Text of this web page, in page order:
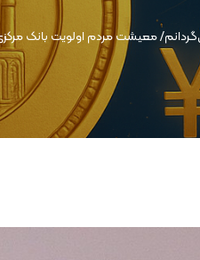
معیشت مردم اولویت بانک